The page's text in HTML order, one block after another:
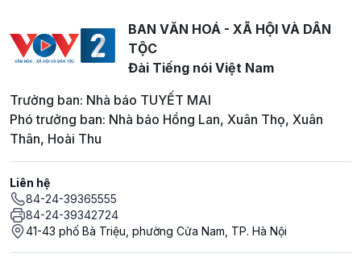
BAN VĂN HOÁ - XÃ HỘI VÀ DÂN
TỘC
Đài Tiếng nói Việt Nam
Trưởng ban: Nhà báo TUYẾT MAI
Phó trưởng ban: Nhà báo Hồng Lan, Xuân Thọ, Xuân
Thân, Hoài Thu
Liên hệ
84-24-39365555
84-24-39342724
41-43 phố Bà Triệu, phường Cửa Nam, TP. Hà Nội